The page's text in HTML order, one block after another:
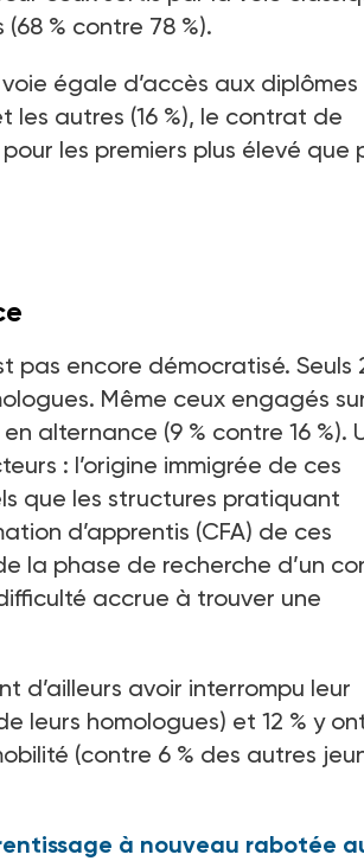
(68 % contre 78 %).
égale d’accès aux
les autres (16 %), le contrat de
les premiers plus élevé que
pas encore démocratisé. Seuls
Même ceux engagés
alternance (9 % contre 16 %).
: l’origine immigrée de ces
que les structures pratiquant
d’apprentis (CFA) de ces
la phase de recherche d’un
accrue à trouver une
d’ailleurs avoir interrompu leur
leurs homologues) et 12 % y
(contre 6 % des autres
à nouveau rabotée